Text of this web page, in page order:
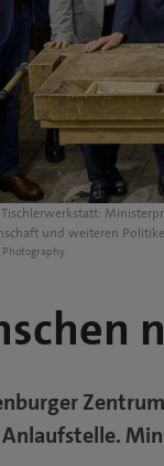
und weiteren